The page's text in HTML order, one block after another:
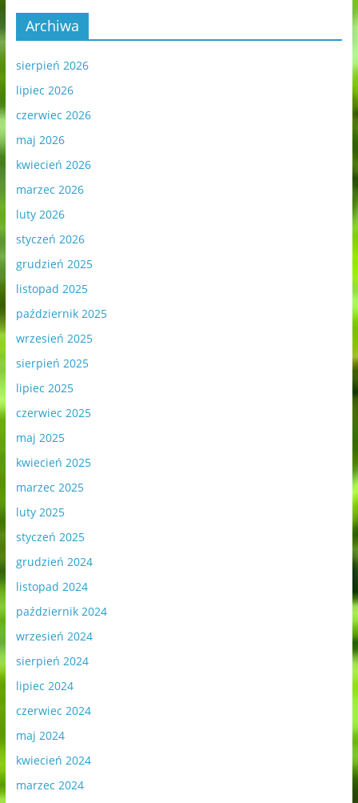
Archiwa
sierpień 2026
lipiec 2026
czerwiec 2026
maj 2026
kwiecień 2026
marzec 2026
luty 2026
styczeń 2026
grudzień 2025
listopad 2025
październik 2025
wrzesień 2025
sierpień 2025
lipiec 2025
czerwiec 2025
maj 2025
kwiecień 2025
marzec 2025
luty 2025
styczeń 2025
grudzień 2024
listopad 2024
październik 2024
wrzesień 2024
sierpień 2024
lipiec 2024
czerwiec 2024
maj 2024
kwiecień 2024
marzec 2024